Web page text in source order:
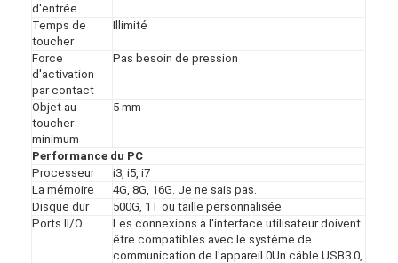
d'entrée
Temps de
toucher
Illimité
Force
d'activation
par contact
Pas besoin de pression
Objet au
toucher
minimum
5 mm
Performance du PC
Processeur
i3, i5, i7
La mémoire
4G, 8G, 16G. Je ne sais pas.
Disque dur
500G, 1T ou taille personnalisée
Ports II/O
Les connexions à l'interface utilisateur doivent
être compatibles avec le système de
communication de l'appareil.0Un câble USB3.0,